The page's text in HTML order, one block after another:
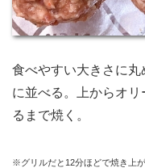
食べやすい大きさに
に並べる。上からオ
るまで焼く。
※グリルだと12分ほどで焼き上が